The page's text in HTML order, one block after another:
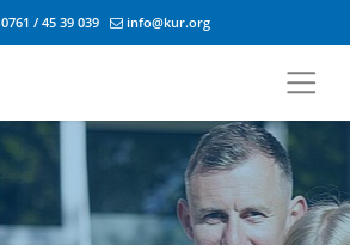
0761 / 45 39 039 info@kur.org